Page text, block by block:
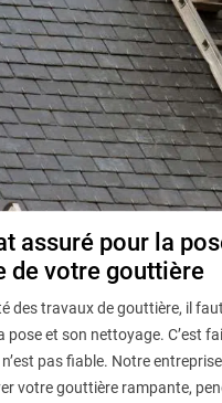
assuré pour la
de votre gouttière
des travaux de gouttière, il
pose et son nettoyage. C’est
pas fiable. Notre
votre gouttière rampante,